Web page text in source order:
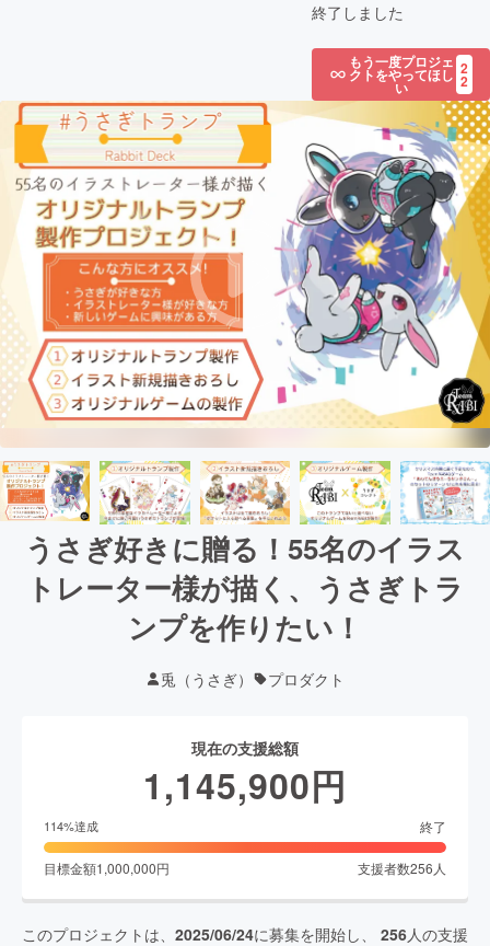
終了しました
もう一度プロジェ
クトをやってほし
い
2
2
うさぎ好きに贈る！55名のイラス
トレーター様が描く、うさぎトラ
ンプを作りたい！
兎（うさぎ） プロダクト
現在の支援総額
1,145,900円
114%達成 終了
目標金額1,000,000円 支援者数256 人
このプロジェクトは、 2025/06/24に募集を開始し、 256人の支援